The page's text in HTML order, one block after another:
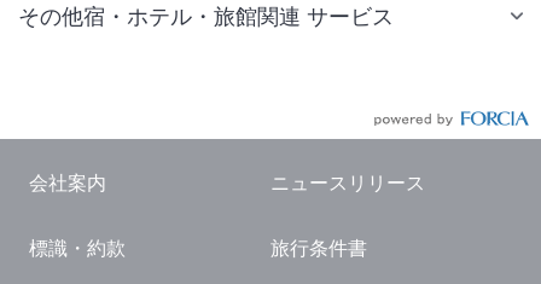
その他宿・ホテル・旅館関連 サービス
国内観光ガイド
会社案内 ニュースリリース
標識・約款 旅行条件書